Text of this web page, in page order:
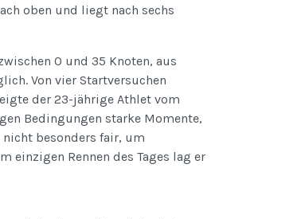
oben und liegt nach sechs
0 und 35 Knoten, aus
Von vier Startversuchen
der 23-jährige Athlet vom
Bedingungen starke Momente,
nicht besonders fair, um
einzigen Rennen des Tages lag er